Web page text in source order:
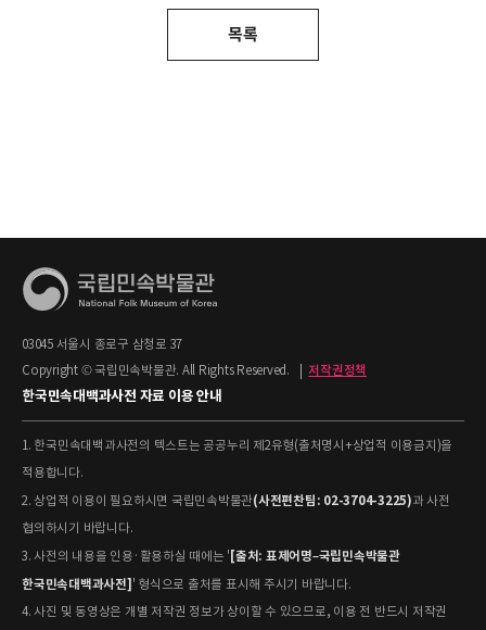
목록
03045 서울시 종로구 삼청로 37
Copyright © 국립민속박물관. All Rights Reserved.
저작권정책
한국민속대백과사전 자료 이용 안내
1. 한국민속대백과사전의 텍스트는 공공누리 제2유형(출처명시+상업적 이용금지)을
적용합니다.
2. 상업적 이용이 필요하시면 국립민속박물관(사전편찬팀: 02-3704-3225)과 사전
협의하시기 바랍니다.
3. 사전의 내용을 인용·활용하실 때에는 ' [출처: 표제어명–국립민속박물관
한국민속대백과사전] ' 형식으로 출처를 표시해 주시기 바랍니다.
4. 사진 및 동영상은 개별 저작권 정보가 상이할 수 있으므로, 이용 전 반드시 저작권